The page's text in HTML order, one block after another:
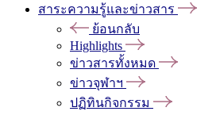
สาระความรู้และข่าวสาร
ย้อนกลับ
Highlights
ข่าวสารทั้งหมด
ข่าวจุฬาฯ
ปฏิทินกิจกรรม